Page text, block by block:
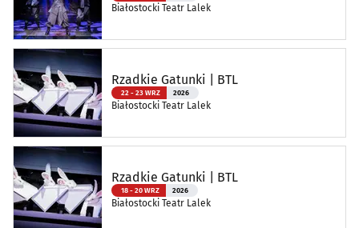
Białostocki Teatr Lalek
Rzadkie Gatunki | BTL
22 - 23 WRZ 2026
Białostocki Teatr Lalek
Rzadkie Gatunki | BTL
18 - 20 WRZ 2026
Białostocki Teatr Lalek